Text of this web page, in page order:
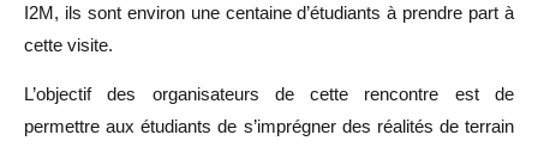
I2M, ils sont environ une centaine d’étudiants à prendre part à
cette visite.
L’objectif des organisateurs de cette rencontre est de
permettre aux étudiants de s’imprégner des réalités de terrain